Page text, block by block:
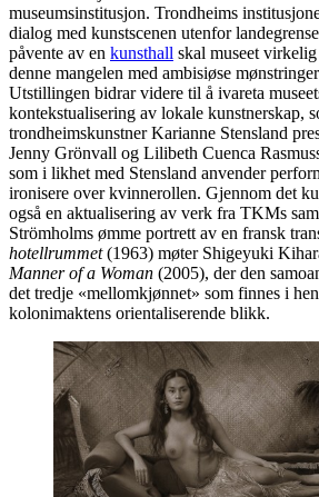
museumsinstitusjon. Trondheims
dialog med kunstscenen utenfor
påvente av en kunsthall skal museet
denne mangelen med ambisiøse
Utstillingen bidrar videre til å ivareta
kontekstualisering av lokale kunstnerskap,
trondheimskunstner Karianne Stensland
Jenny Grönvall og Lilibeth Cuenca
som i likhet med Stensland anvender
ironisere over kvinnerollen. Gjennom det
også en aktualisering av verk fra TKMs
Strömholms ømme portrett av en fransk
hotellrummet(1963) møter Shigeyuki
Manner of a Woman (2005), der den
det tredje «mellomkjønnet» som finnes i
kolonimaktens orientaliserende blikk.